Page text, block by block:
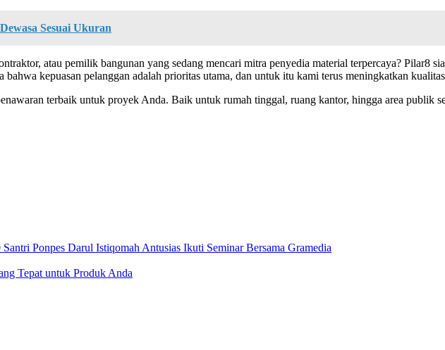
Sesuai Ukuran
atau pemilik bangunan yang sedang mencari mitra penyedia material terpercaya? Pilar8
kepuasan pelanggan adalah prioritas utama, dan untuk itu kami terus meningkatkan
terbaik untuk proyek Anda. Baik untuk rumah tinggal, ruang kantor, hingga area
Ponpes Darul Istiqomah Antusias Ikuti Seminar Bersama Gramedia
Tepat untuk Produk Anda